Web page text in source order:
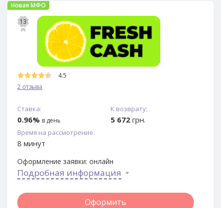
Новая МФО
13
4.5
2 отзыва
Ставка:
0.96% в день
К возврату:
5 672 грн.
Время на рассмотрение:
8 минут
Оформление заявки: онлайн
Подробная информация
Оформить